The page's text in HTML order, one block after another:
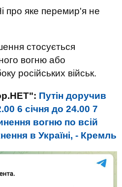
про яке перемир'я не
стосується
вогню або
російських військ.
Путін доручив
6 січня до 24.00 7
вогню по всій
в Україні, - Кремль